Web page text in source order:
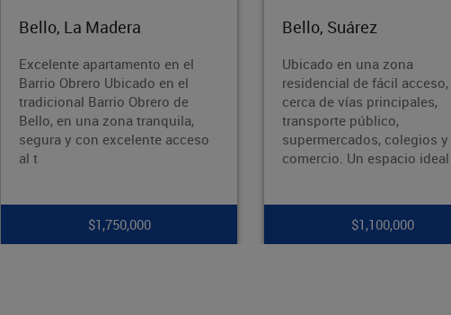
Bello, Suárez
Ubicado en una zona
residencial de fácil acceso,
cerca de vías principales,
transporte público,
supermercados, colegios y
$1,100,000
Bello, Barrio Nuevo
¡Oportunidad en
Bello!¿Buscas un
amplio, bien ubicado
potencial? ¡Esta es tu
oportunidad! Área:
Ubicación: Ba
$1,700,000